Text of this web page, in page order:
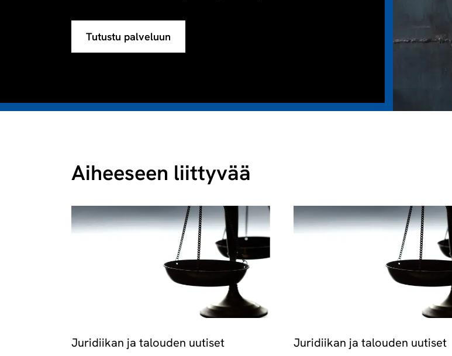
Tutustu palveluun
Aiheeseen liittyvää
Juridiikan ja talouden uutiset Juridiikan ja talouden uutiset